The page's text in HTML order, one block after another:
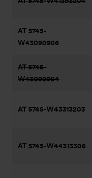
AT 5745-
W43090906
AT 5745-
W43090904
AT 5745-W43313203
AT 5745-W44313306